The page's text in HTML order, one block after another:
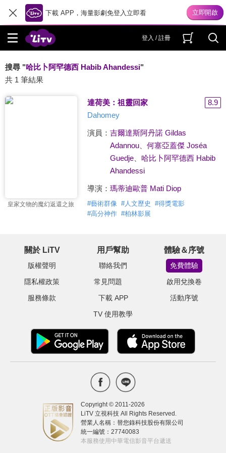
下載 APP，海量影劇免登入立即看
登入 / 註冊
搜尋 "哈比卜阿罕德西 Habib Ahandessi"
共 1 筆結果
皇家文物的魔幻返還之旅
達荷美：祖靈回家
8.9
Dahomey
演員： 吉爾達斯阿丹諾 Gildas
Adannou、 何塞亞蓋傑 Joséa
Guedje、 哈比卜阿罕德西 Habib
Ahandessi
導演： 瑪蒂迪歐普 Mati Diop
#藝術群像 #人文歷史 #得獎電影
#高分神作 #柏林影展
關於 LiTV
版權聲明
隱私權政策
服務條款
用戶幫助
聯絡我們
常見問題
下載 APP
TV 使用教學
體驗＆序號
免費體驗
啟用兌換卷
活動序號
Copyright © 2011-2026
LiTV 立視科技 All Rights Reserved.
營業人名稱：替您錄科技股份有限公司
統一編號：27740083
本服務使用中華電信影音平台遞送